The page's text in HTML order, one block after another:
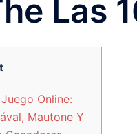
Las
Online:
Mautone Y